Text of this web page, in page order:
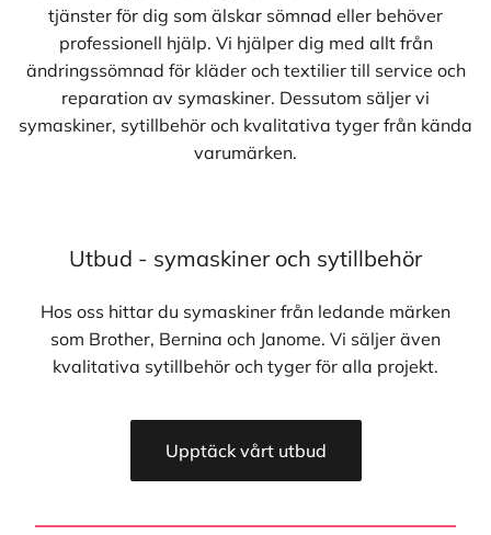
tjänster för dig som älskar sömnad eller behöver
professionell hjälp. Vi hjälper dig med allt från
ändringssömnad för kläder och textilier till service och
reparation av symaskiner. Dessutom säljer vi
symaskiner, sytillbehör och kvalitativa tyger från kända
varumärken.
Utbud - symaskiner och sytillbehör
Hos oss hittar du symaskiner från ledande märken
som Brother, Bernina och Janome. Vi säljer även
kvalitativa sytillbehör och tyger för alla projekt.
Upptäck vårt utbud